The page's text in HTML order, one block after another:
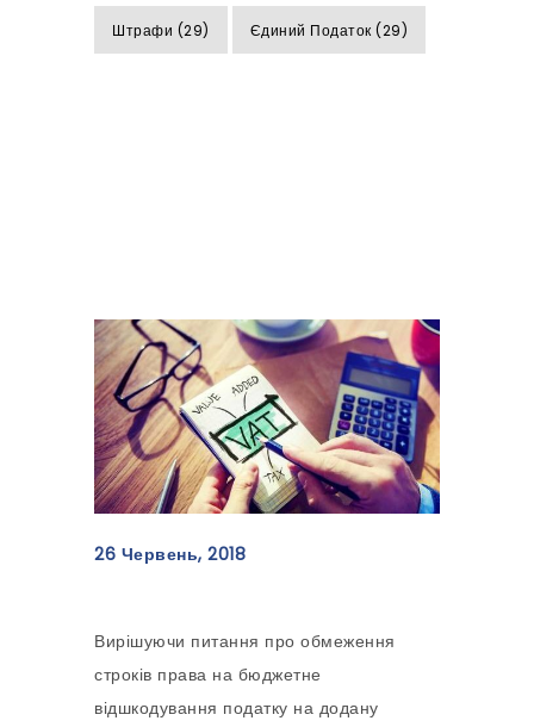
Штрафи (29) Єдиний Податок (29)
26 Червень, 2018
Вирішуючи питання про обмеження
строків права на бюджетне
відшкодування податку на додану